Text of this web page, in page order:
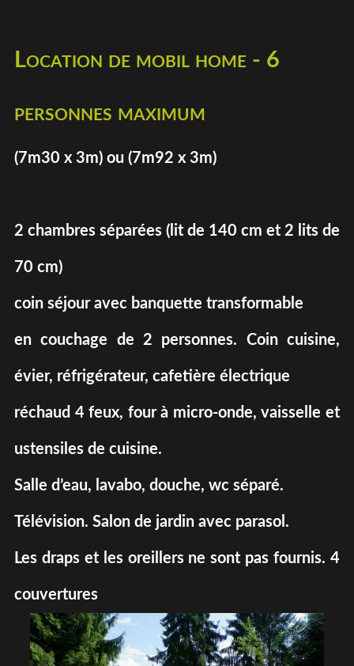
Location de mobil home - 6
personnes maximum
(7m30 x 3m) ou (7m92 x 3m)
2 chambres séparées (lit de 140 cm et 2 lits de
70 cm)
coin séjour avec banquette transformable
en couchage de 2 personnes. Coin cuisine,
évier, réfrigérateur, cafetière électrique
réchaud 4 feux, four à micro-onde, vaisselle et
ustensiles de cuisine.
Salle d’eau, lavabo, douche, wc séparé.
Télévision. Salon de jardin avec parasol.
Les draps et les oreillers ne sont pas fournis. 4
couvertures